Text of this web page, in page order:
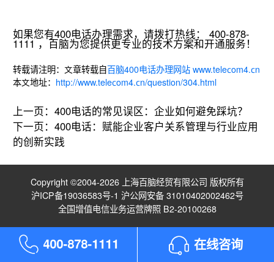
如果您有400电话办理需求，请拨打热线： 400-878-
1111 ，百脑为您提供更专业的技术方案和开通服务！
转载请注明：文章转载自百脑400电话办理网站 www.telecom4.cn
本文地址： http://www.telecom4.cn/question/304.html
上一页： 400电话的常见误区：企业如何避免踩坑？
下一页： 400电话：赋能企业客户关系管理与行业应用
的创新实践
Copyright ©2004-2026 上海百脑经贸有限公司 版权所有
沪ICP备19036583号-1 沪公网安备 31010402002462号
全国增值电信业务运营牌照 B2-20100268
400-878-1111 在线咨询